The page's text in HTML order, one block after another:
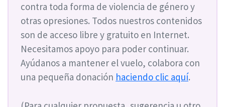
contra toda forma de violencia de género y
otras opresiones. Todos nuestros contenidos
son de acceso libre y gratuito en Internet.
Necesitamos apoyo para poder continuar.
Ayúdanos a mantener el vuelo, colabora con
una pequeña donación haciendo clic aquí.